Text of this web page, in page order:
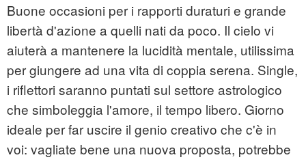
Buone occasioni per i rapporti duraturi e grande
libertà d'azione a quelli nati da poco. Il cielo vi
aiuterà a mantenere la lucidità mentale, utilissima
per giungere ad una vita di coppia serena. Single,
i riflettori saranno puntati sul settore astrologico
che simboleggia l'amore, il tempo libero. Giorno
ideale per far uscire il genio creativo che c'è in
voi: vagliate bene una nuova proposta, potrebbe